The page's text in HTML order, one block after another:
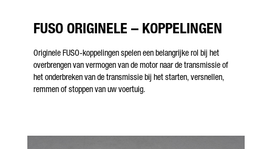
FUSO ORIGINELE – KOPPELINGEN
Originele FUSO-koppelingen spelen een belangrijke rol bij het
overbrengen van vermogen van de motor naar de transmissie of
het onderbreken van de transmissie bij het starten, versnellen,
remmen of stoppen van uw voertuig.